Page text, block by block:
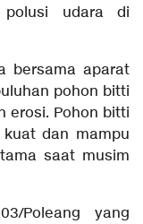
polusi udara di
bersama aparat
pohon bitti
erosi. Pohon bitti
dan mampu
saat musim
Poleang yang